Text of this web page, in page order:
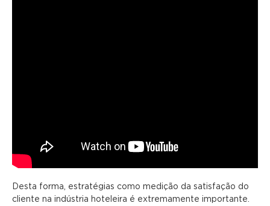
Desta forma, estratégias como medição da satisfação do
cliente na indústria hoteleira é extremamente importante.